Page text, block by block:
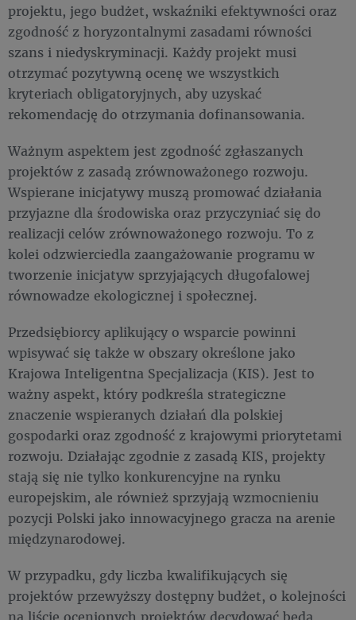
projektu, jego budżet, wskaźniki efektywności oraz
zgodność z horyzontalnymi zasadami równości
szans i niedyskryminacji. Każdy projekt musi
otrzymać pozytywną ocenę we wszystkich
kryteriach obligatoryjnych, aby uzyskać
rekomendację do otrzymania dofinansowania.
Ważnym aspektem jest zgodność zgłaszanych
projektów z zasadą zrównoważonego rozwoju.
Wspierane inicjatywy muszą promować działania
przyjazne dla środowiska oraz przyczyniać się do
realizacji celów zrównoważonego rozwoju. To z
kolei odzwierciedla zaangażowanie programu w
tworzenie inicjatyw sprzyjających długofalowej
równowadze ekologicznej i społecznej.
Przedsiębiorcy aplikujący o wsparcie powinni
wpisywać się także w obszary określone jako
Krajowa Inteligentna Specjalizacja (KIS). Jest to
ważny aspekt, który podkreśla strategiczne
znaczenie wspieranych działań dla polskiej
gospodarki oraz zgodność z krajowymi priorytetami
rozwoju. Działając zgodnie z zasadą KIS, projekty
stają się nie tylko konkurencyjne na rynku
europejskim, ale również sprzyjają wzmocnieniu
pozycji Polski jako innowacyjnego gracza na arenie
międzynarodowej.
W przypadku, gdy liczba kwalifikujących się
projektów przewyższy dostępny budżet, o kolejności
na liście ocenionych projektów decydować będą